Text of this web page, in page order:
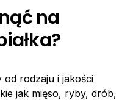
na
od rodzaju i jakości
jak mięso, ryby, drób,